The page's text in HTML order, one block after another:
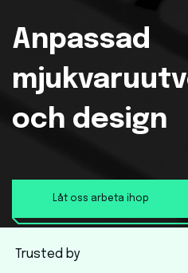
Anpassad
och design
Låt oss arbeta ihop
Trusted by